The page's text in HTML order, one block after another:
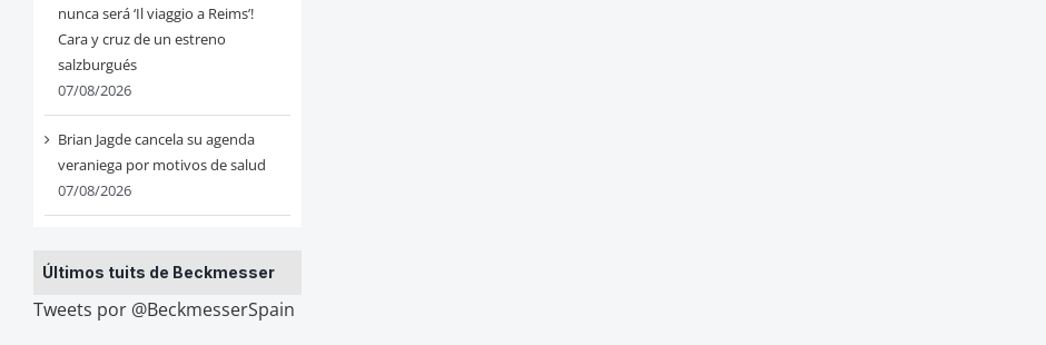
nunca será ‘Il viaggio a Reims’!
Cara y cruz de un estreno
salzburgués
07/08/2026
Brian Jagde cancela su agenda
veraniega por motivos de salud
07/08/2026
Últimos tuits de Beckmesser
Tweets por @BeckmesserSpain